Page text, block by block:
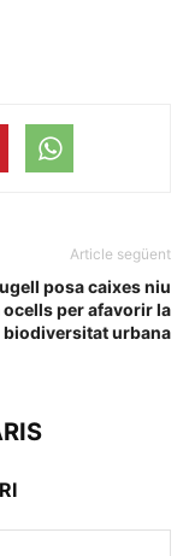
Article següent
posa caixes niu
ocells per afavorir la
biodiversitat urbana